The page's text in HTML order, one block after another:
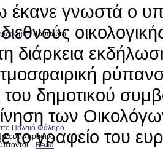
Το πρώτο
Παλαιό Φάληρο
«πράσινο
Read
γνωστά ο
διάρκεια
ατμοσφαιρική
δημοτικού
των
το γραφείο του